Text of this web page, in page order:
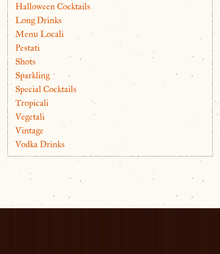
Halloween Cocktails
Long Drinks
Menu Locali
Pestati
Shots
Sparkling
Special Cocktails
Tropicali
Vegetali
Vintage
Vodka Drinks